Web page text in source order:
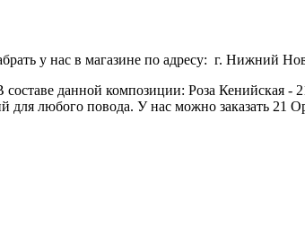
у нас в магазине по адресу: г. Нижний
данной композиции: Роза Кенийская -
для любого повода. У нас можно заказать 21